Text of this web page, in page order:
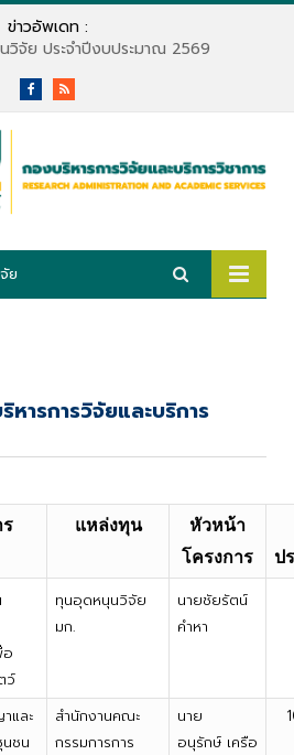
ข่าวอัพเดท :
วิจัย ประจำปีงบประมาณ 2569
FacebookRSS
ย
หารการวิจัยและบริการ
แหล่งทุน
หัวหน้า
โครงการ
ป
อ
ว์
ทุนอุดหนุนวิจัย
มก.
นายชัยรัตน์
คำหา
และ
ชน
สำนักงานคณะ
กรรมการการ
นาย
อนุรักษ์ เครือ